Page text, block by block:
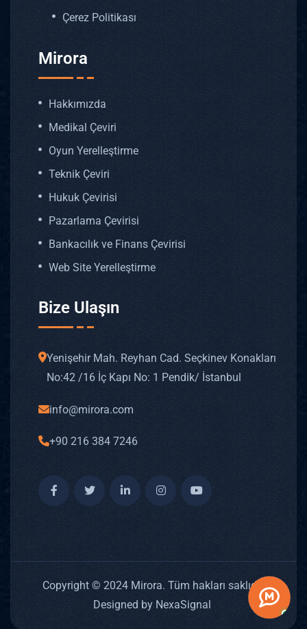
Çerez Politikası
Mirora
Hakkımızda
Medikal Çeviri
Oyun Yerelleştirme
Teknik Çeviri
Hukuk Çevirisi
Pazarlama Çevirisi
Bankacılık ve Finans Çevirisi
Web Site Yerelleştirme
Bize Ulaşın
Yenişehir Mah. Reyhan Cad. Seçkinev Konakları
No: 42 /16 İç Kapı No: 1 Pendik/ İstanbul
info@mirora.com
+90 216 384 7246
Copyright © 2024 Mirora. Tüm hakları saklıdır.
Designed by NexaSignal